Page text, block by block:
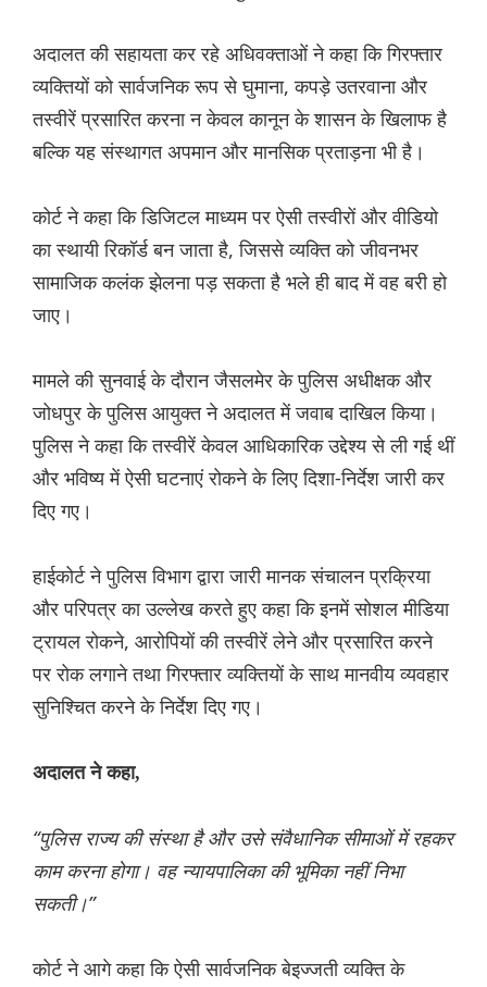
अदालत की सहायता कर रहे अधिवक्ताओं ने कहा कि गिरफ्तार
व्यक्तियों को सार्वजनिक रूप से घुमाना, कपड़े उतरवाना और
तस्वीरें प्रसारित करना न केवल कानून के शासन के खिलाफ है
बल्कि यह संस्थागत अपमान और मानसिक प्रताड़ना भी है।
कोर्ट ने कहा कि डिजिटल माध्यम पर ऐसी तस्वीरों और वीडियो
का स्थायी रिकॉर्ड बन जाता है, जिससे व्यक्ति को जीवनभर
सामाजिक कलंक झेलना पड़ सकता है भले ही बाद में वह बरी हो
जाए।
मामले की सुनवाई के दौरान जैसलमेर के पुलिस अधीक्षक और
जोधपुर के पुलिस आयुक्त ने अदालत में जवाब दाखिल किया।
पुलिस ने कहा कि तस्वीरें केवल आधिकारिक उद्देश्य से ली गई थीं
और भविष्य में ऐसी घटनाएं रोकने के लिए दिशा-निर्देश जारी कर
दिए गए।
हाईकोर्ट ने पुलिस विभाग द्वारा जारी मानक संचालन प्रक्रिया
और परिपत्र का उल्लेख करते हुए कहा कि इनमें सोशल मीडिया
ट्रायल रोकने, आरोपियों की तस्वीरें लेने और प्रसारित करने
पर रोक लगाने तथा गिरफ्तार व्यक्तियों के साथ मानवीय व्यवहार
सुनिश्चित करने के निर्देश दिए गए।
अदालत ने कहा,
“पुलिस राज्य की संस्था है और उसे संवैधानिक सीमाओं में रहकर
काम करना होगा। वह न्यायपालिका की भूमिका नहीं निभा
सकती।”
कोर्ट ने आगे कहा कि ऐसी सार्वजनिक बेइज्जती व्यक्ति के